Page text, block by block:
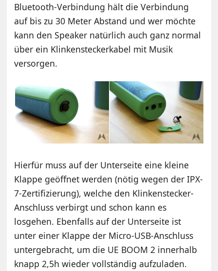
Bluetooth-Verbindung hält die Verbindung
auf bis zu 30 Meter Abstand und wer möchte
kann den Speaker natürlich auch ganz normal
über ein Klinkensteckerkabel mit Musik
versorgen.
Hierfür muss auf der Unterseite eine kleine
Klappe geöffnet werden (nötig wegen der IPX-
7-Zertifizierung), welche den Klinkenstecker-
Anschluss verbirgt und schon kann es
losgehen. Ebenfalls auf der Unterseite ist
unter einer Klappe der Micro-USB-Anschluss
untergebracht, um die UE BOOM 2 innerhalb
knapp 2,5h wieder vollständig aufzuladen.